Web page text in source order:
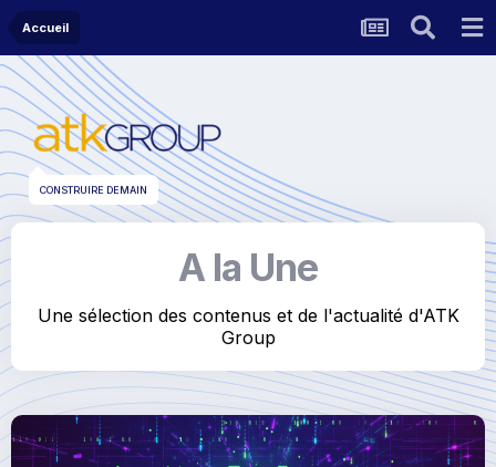
Accueil
CONSTRUIRE DEMAIN
A la Une
Une sélection des contenus et de l'actualité d'ATK
Group